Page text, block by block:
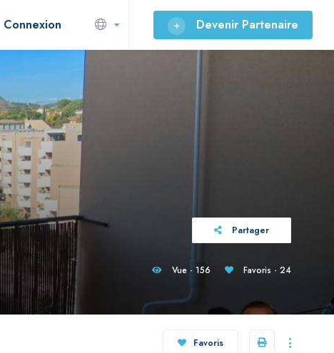
Devenir Partenaire
Connexion
Partager
Vue - 156 Favoris - 24
Favoris